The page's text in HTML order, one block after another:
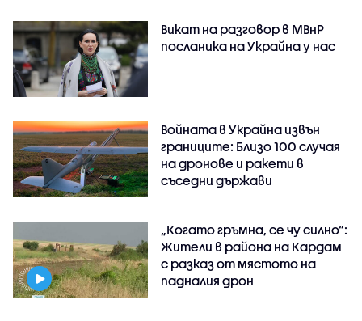
Викат на разговор в МВнР
посланика на Украйна у нас
Войната в Украйна извън
границите: Близо 100 случая
на дронове и ракети в
съседни държави
„Когато гръмна, се чу силно“:
Жители в района на Кардам
с разказ от мястото на
падналия дрон